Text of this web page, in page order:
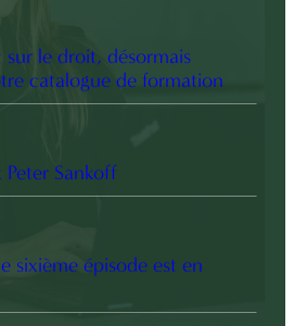
sur le droit, désormais
catalogue de formation
Peter Sankoff
sixième épisode est en